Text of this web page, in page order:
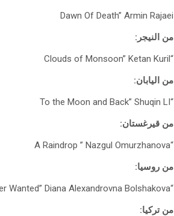
Dawn Of Death” Armin Rajaei
من النيجر:
“Clouds of Monsoon” Ketan Kuril
من اليابان:
“To the Moon and Back” Shuqin LI
من قيرغستان:
“A Raindrop ” Nazgul Omurzhanova
من روسيا:
“Waiter Wanted” Diana Alexandrovna Bolshakova
من تركيا: